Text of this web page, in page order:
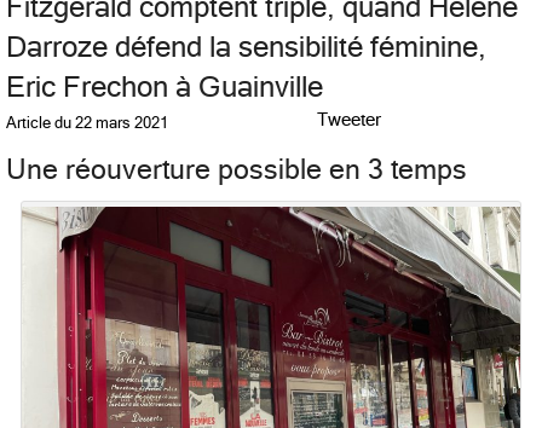
Darroze défend la sensibilité féminine,
Eric Frechon à Guainville
Article du 22 mars 2021 Tweeter
Une réouverture possible en 3 temps